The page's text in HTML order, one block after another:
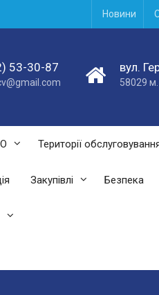
Новини
53-30-87 вул.
58029 м.
Території
Закупівлі Безпека